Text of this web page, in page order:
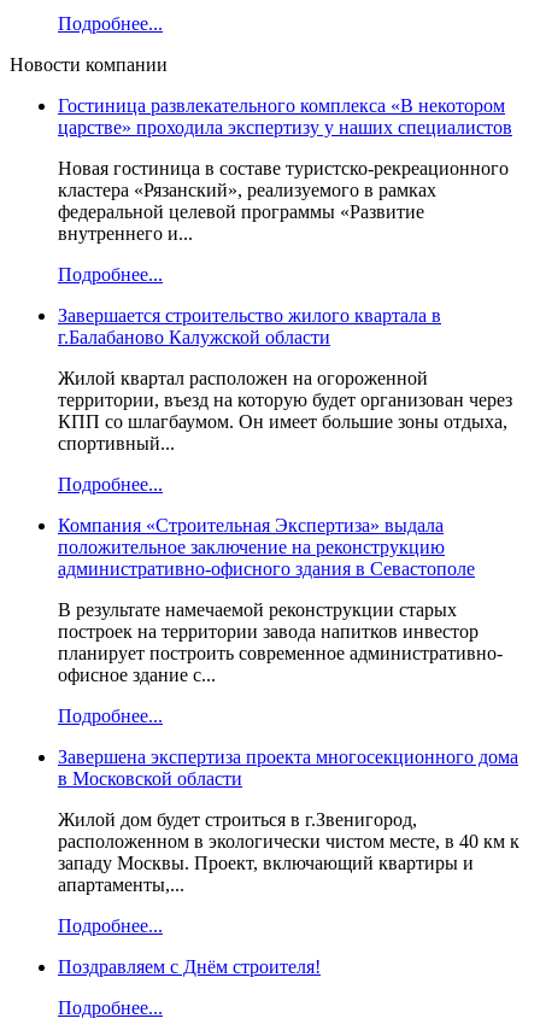
Подробнее...
Новости компании
Гостиница развлекательного комплекса «В некотором
царстве» проходила экспертизу у наших специалистов
Новая гостиница в составе туристско-рекреационного
кластера «Рязанский», реализуемого в рамках
федеральной целевой программы «Развитие
внутреннего и...
Подробнее...
Завершается строительство жилого квартала в
г.Балабаново Калужской области
Жилой квартал расположен на огороженной
территории, въезд на которую будет организован через
КПП со шлагбаумом. Он имеет большие зоны отдыха,
спортивный...
Подробнее...
Компания «Строительная Экспертиза» выдала
положительное заключение на реконструкцию
административно-офисного здания в Севастополе
В результате намечаемой реконструкции старых
построек на территории завода напитков инвестор
планирует построить современное административно-
офисное здание с...
Подробнее...
Завершена экспертиза проекта многосекционного дома
в Московской области
Жилой дом будет строиться в г.Звенигород,
расположенном в экологически чистом месте, в 40 км к
западу Москвы. Проект, включающий квартиры и
апартаменты,...
Подробнее...
Поздравляем с Днём строителя!
Подробнее...